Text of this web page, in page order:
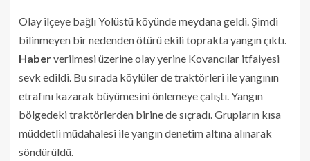
Olay ilçeye bağlı Yolüstü köyünde meydana geldi. Şimdi
bilinmeyen bir nedenden ötürü ekili toprakta yangın çıktı.
Haberverilmesi üzerine olay yerine Kovancılar itfaiyesi
sevk edildi. Bu sırada köylüler de traktörleri ile yangının
etrafını kazarak büyümesini önlemeye çalıştı. Yangın
bölgedeki traktörlerden birine de sıçradı. Grupların kısa
müddetli müdahalesi ile yangın denetim altına alınarak
söndürüldü.